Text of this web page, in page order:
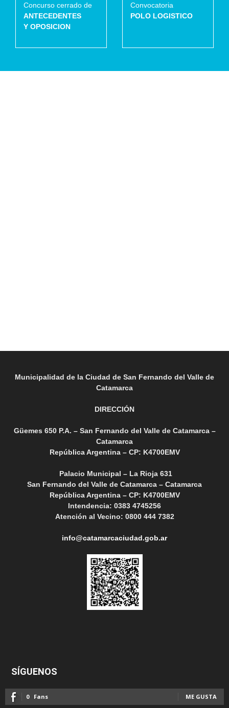
Concurso cerrado de
ANTECEDENTES
Y OPOSICION
Convocatoria
POLO LOGISTICO
Municipalidad de la Ciudad de San Fernando del Valle de
Catamarca
DIRECCIÓN
Güemes 650 P.A. – San Fernando del Valle de Catamarca –
Catamarca
República Argentina – CP: K4700EMV
Palacio Municipal – La Rioja 631
San Fernando del Valle de Catamarca – Catamarca
República Argentina – CP: K4700EMV
Intendencia: 0383 4745256
Atención al Vecino: 0800 444 7382
info@catamarcaciudad.gob.ar
SÍGUENOS
0 Fans ME GUSTA